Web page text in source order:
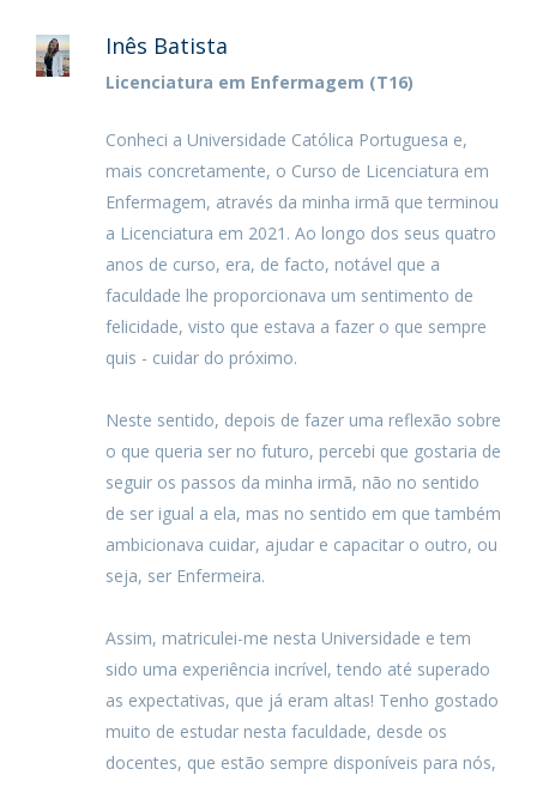
Inês Batista
Licenciatura em Enfermagem (T16)
Conheci a Universidade Católica Portuguesa e,
mais concretamente, o Curso de Licenciatura em
Enfermagem, através da minha irmã que terminou
a Licenciatura em 2021. Ao longo dos seus quatro
anos de curso, era, de facto, notável que a
faculdade lhe proporcionava um sentimento de
felicidade, visto que estava a fazer o que sempre
quis - cuidar do próximo.
Neste sentido, depois de fazer uma reflexão sobre
o que queria ser no futuro, percebi que gostaria de
seguir os passos da minha irmã, não no sentido
de ser igual a ela, mas no sentido em que também
ambicionava cuidar, ajudar e capacitar o outro, ou
seja, ser Enfermeira.
Assim, matriculei-me nesta Universidade e tem
sido uma experiência incrível, tendo até superado
as expectativas, que já eram altas! Tenho gostado
muito de estudar nesta faculdade, desde os
docentes, que estão sempre disponíveis para nós,